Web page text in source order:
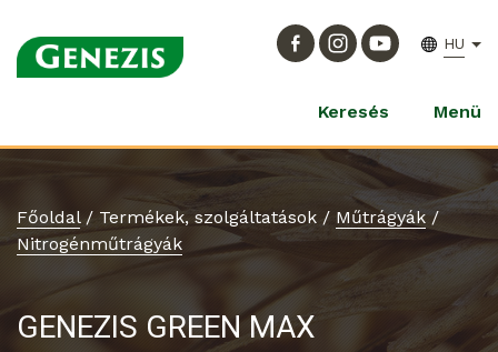
HU
Keresés Menü
Főoldal/ Termékek, szolgáltatások / Műtrágyák/
Nitrogénműtrágyák
GENEZIS GREEN MAX